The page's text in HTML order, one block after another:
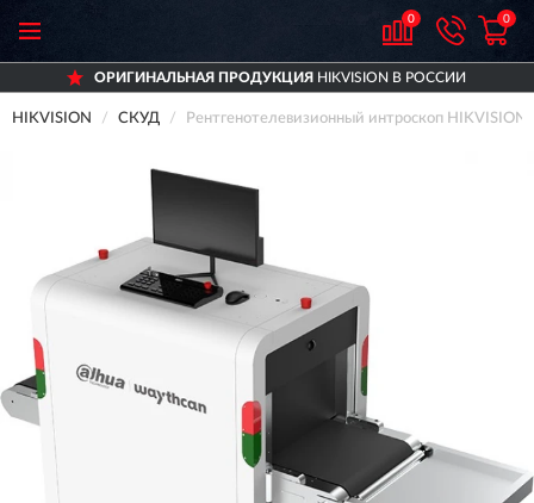
0 0
ОРИГИНАЛЬНАЯ ПРОДУКЦИЯ HIKVISION В РОССИИ
HIKVISION СКУД Рентгенотелевизионный интроскоп